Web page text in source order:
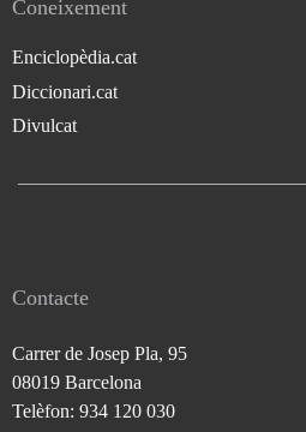
Coneixement
Enciclopèdia.cat
Diccionari.cat
Divulcat
Contacte
Carrer de Josep Pla, 95
08019 Barcelona
Telèfon: 934 120 030